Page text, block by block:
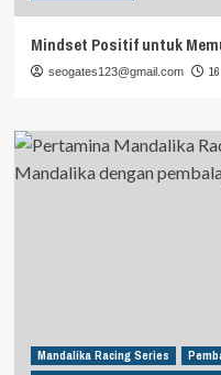
Mindset Positif untuk
seogates123@gmail.com
Mandalika Racing Series